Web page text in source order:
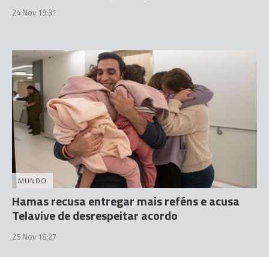
24 Nov 19:31
MUNDO
Hamas recusa entregar mais reféns e acusa
Telavive de desrespeitar acordo
25 Nov 18:27